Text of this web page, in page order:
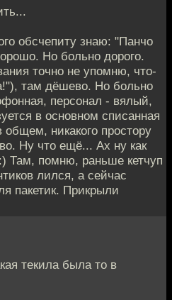
обсчепиту знаю: "Панчо
Но больно дорого.
точно не упомню, что-
там дёшево. Но больно
персонал - вялый,
в основном списанная
никакого простору
Ну что ещё... Ах ну как
Там, помню, раньше кетчуп
лился, а сейчас
пакетик. Прикрыли
текила была то в